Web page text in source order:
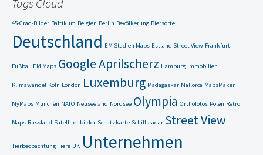
Tags Cloud
45-Grad-Bilder Baltikum Belgien Berlin Bevölkerung Biersorte
Deutschland EM Stadien Maps Estland Street View Frankfurt
Fußball EM Maps Google Aprilscherz Hamburg Immobilien
Klimawandel Köln London Luxemburg Madagaskar Mallorca MapsMaker
MyMaps München NATO Neuseeland Nordsee Olympia Orthofotos Polen Retro
Maps Russland Satellitenbilder Schatzkarte Schiffsradar Street View
Tierbeobachtung Tiere UK Unternehmen